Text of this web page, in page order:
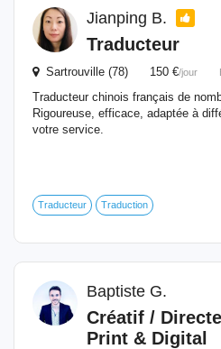
Jianping B.
Traducteur
Sartrouville (78) 150 €/jour
Traducteur chinois français de
Rigoureuse, efficace, adaptée à
votre service.
Traducteur Traduction
Baptiste G.
Créatif /
Print & Digital